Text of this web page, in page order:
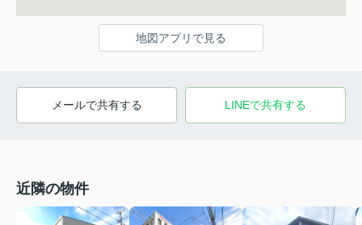
地図アプリで見る
メールで共有する LINEで共有する
近隣の物件